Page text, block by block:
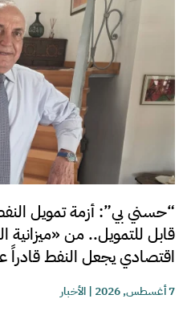
“حسني بي”: أزمة تمويل
قابل للتمويل.. من
اقتصادي يجعل النفط قادراً
7 أغسطس, 2026 |الأخبار